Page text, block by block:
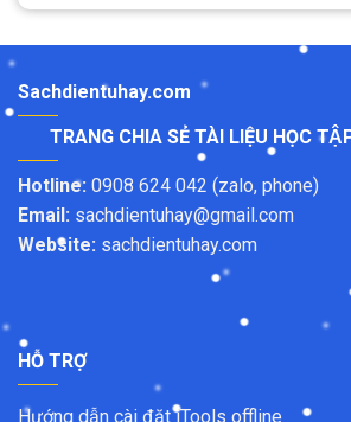
Sachdientuhay.com
TRANG CHIA SẺ TÀI LIỆU HỌC
Hotline: 0908 624 042 (zalo, phone)
Email: sachdientuhay@gmail.com
Website: sachdientuhay.com
HỖ TRỢ
Hướng dẫn cài đặt iTools offline